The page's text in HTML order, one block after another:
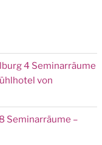
4 Seminarräume
von
Seminarräume –